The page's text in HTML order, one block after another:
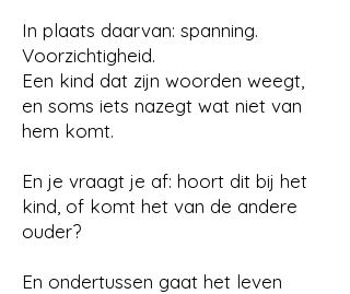
In plaats daarvan: spanning.
Voorzichtigheid.
Een kind dat zijn woorden weegt,
en soms iets nazegt wat niet van
hem komt.
En je vraagt je af: hoort dit bij het
kind, of komt het van de andere
ouder?
En ondertussen gaat het leven